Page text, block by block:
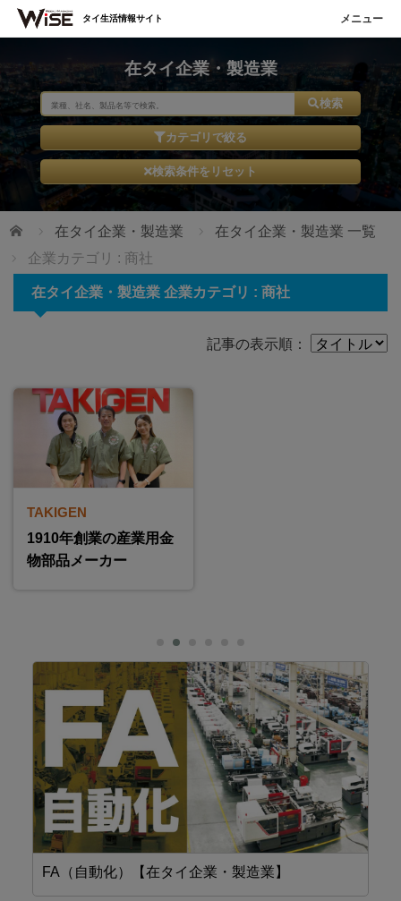
在タイ企業・製造業
検索
カテゴリで絞る
検索条件をリセット
ホーム 在タイ企業・製造業
在タイ企業・製造業 一覧
企業カテゴリ : 商社
在タイ企業・製造業 企業カテゴリ : 商社
記事の表示順：
TAKIGEN
1910年創業の産業用金
物部品メーカー
FA（自動化）【在タイ企業・製造業】
タイ生活情報サイト